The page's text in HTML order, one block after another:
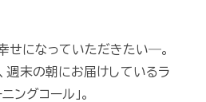
せになっていただきたい―。
週末の朝にお届けしているラ
ングコール」。